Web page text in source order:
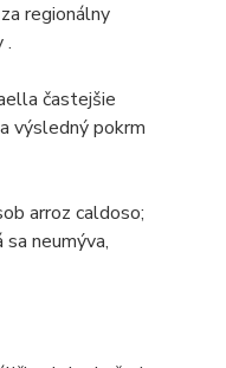
regionálny
.
častejšie
výsledný pokrm
arroz caldoso;
neumýva,